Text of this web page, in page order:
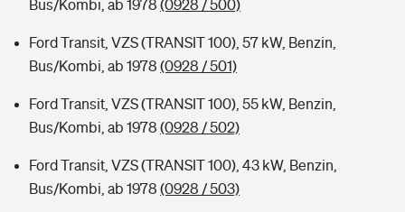
Bus/Kombi, ab 1978 (0928 / 500)
Ford Transit, VZS (TRANSIT 100), 57 kW, Benzin,
Bus/Kombi, ab 1978 (0928 / 501)
Ford Transit, VZS (TRANSIT 100), 55 kW, Benzin,
Bus/Kombi, ab 1978 (0928 / 502)
Ford Transit, VZS (TRANSIT 100), 43 kW, Benzin,
Bus/Kombi, ab 1978 (0928 / 503)